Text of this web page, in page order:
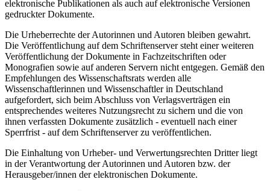
elektronische Publikationen als auch auf elektronische Versionen
gedruckter Dokumente.
Die Urheberrechte der Autorinnen und Autoren bleiben gewahrt.
Die Veröffentlichung auf dem Schriftenserver steht einer weiteren
Veröffentlichung der Dokumente in Fachzeitschriften oder
Monografien sowie auf anderen Servern nicht entgegen. Gemäß den
Empfehlungen des Wissenschaftsrats werden alle
Wissenschaftlerinnen und Wissenschaftler in Deutschland
aufgefordert, sich beim Abschluss von Verlagsverträgen ein
entsprechendes weiteres Nutzungsrecht zu sichern und die von
ihnen verfassten Dokumente zusätzlich - eventuell nach einer
Sperrfrist - auf dem Schriftenserver zu veröffentlichen.
Die Einhaltung von Urheber- und Verwertungsrechten Dritter liegt
in der Verantwortung der Autorinnen und Autoren bzw. der
Herausgeber/innen der elektronischen Dokumente.